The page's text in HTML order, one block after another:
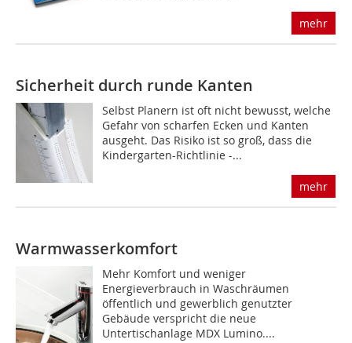
mehr
Sicherheit durch runde Kanten
Selbst Planern ist oft nicht bewusst, welche
Gefahr von scharfen Ecken und Kanten
ausgeht. Das Risiko ist so groß, dass die
Kindergarten-Richtlinie -...
mehr
Warmwasserkomfort
Mehr Komfort und weniger
Energieverbrauch in Waschräumen
öffentlich und gewerblich genutzter
Gebäude verspricht die neue
Untertischanlage MDX Lumino....